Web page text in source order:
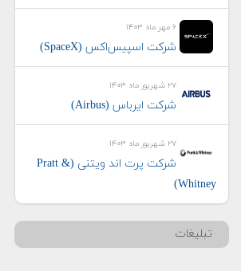
۶ مهر ماه ۱۴۰۳
شرکت اسپیس‌اکس (SpaceX)
۲۷ شهریور ماه ۱۴۰۳
شرکت ایرباس (Airbus)
۲۷ شهریور ماه ۱۴۰۳
شرکت پرت اند ویتنی (Pratt &
Whitney)
تبلیغات